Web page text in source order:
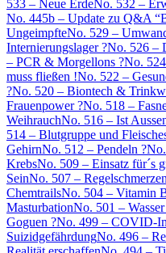
533 – Neue ErdeNo. 532 –
No. 445b – Update zu Q&A
UngeimpfteNo. 529 –
Internierungslager ?No. 526 –
– PCR & Morgellons ?No.
muss fließen !No. 522 –
?No. 520 – Biontech &
Frauenpower ?No. 518 –
WeihrauchNo. 516 – Ist
514 – Blutgruppe und
GehirnNo. 512 – Pendeln ?
KrebsNo. 509 – Einsatz für´s
SeinNo. 507 – Regelschmerzen
ChemtrailsNo. 504 – Vitamin
MasturbationNo. 501 – Wasser
Goguen ?No. 499 – COVID-
SuizidgefährdungNo. 496 –